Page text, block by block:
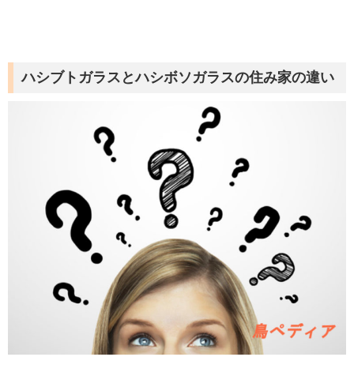
ハシブトガラスとハシボソガラスの住み家の違い